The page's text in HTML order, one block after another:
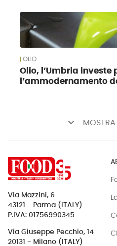
OLIO
Olio, l’Umbria investe
l’ammodernamento
keyboard_arrow_down MOSTRA
Via Mazzini, 6
43121 - Parma (ITALY)
P.IVA: 01756990345
Via Giuseppe Pecchio, 14
20131 - Milano (ITALY)